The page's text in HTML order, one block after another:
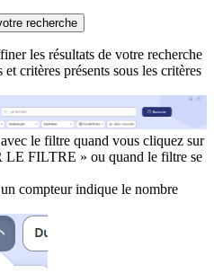
recherche
les résultats de votre recherche
critères présents sous les critères
le filtre quand vous cliquez sur
FILTRE » ou quand le filtre se
compteur indique le nombre